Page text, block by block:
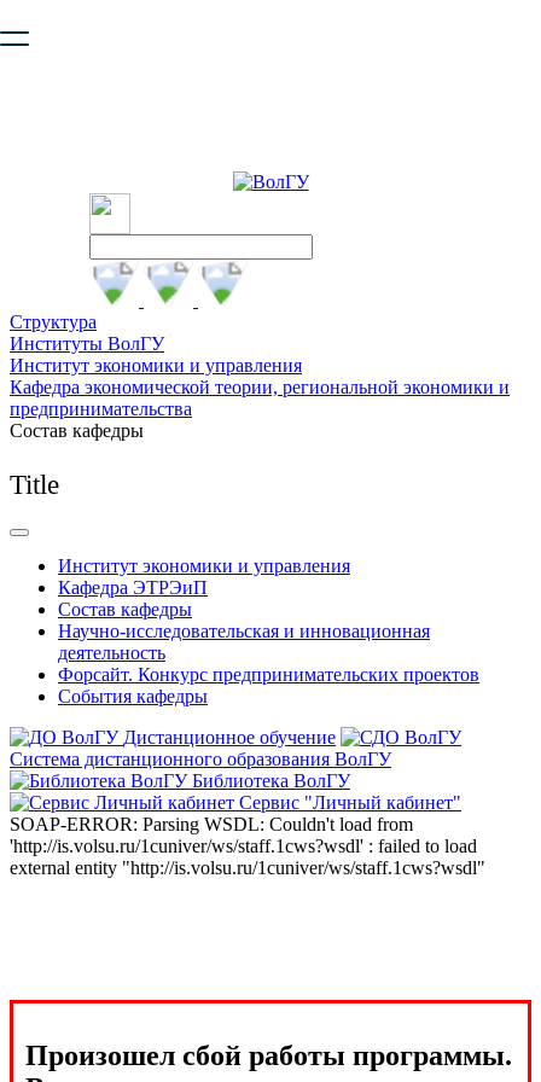
безопасную работу с сайтом. Пожалуйста
Структура
Институты ВолГУ
Институт экономики и управления
Кафедра экономической теории, региональной экономики и
предпринимательства
Состав кафедры
Title
Институт экономики и управления
Кафедра ЭТРЭиП
Состав кафедры
Научно-исследовательская и инновационная
деятельность
Форсайт. Конкурс предпринимательских проектов
События кафедры
Дистанционное обучение
Система дистанционного образования ВолГУ
Библиотека ВолГУ
Сервис "Личный кабинет"
SOAP-ERROR: Parsing WSDL: Couldn't load from
'http://is.volsu.ru/1cuniver/ws/staff.1cws?wsdl' : failed to load
external entity "http://is.volsu.ru/1cuniver/ws/staff.1cws?wsdl"
Произошел сбой работы программы.